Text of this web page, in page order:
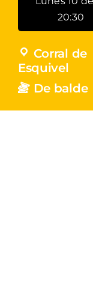
20:30
Corral de
Esquivel
De balde